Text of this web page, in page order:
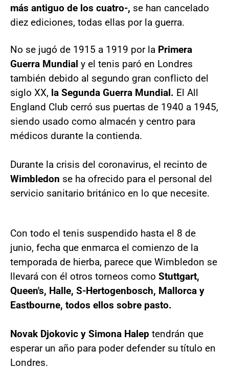
más antiguo de los cuatro-, se han cancelado
diez ediciones, todas ellas por la guerra.
No se jugó de 1915 a 1919 por la Primera
Guerra Mundial y el tenis paró en Londres
también debido al segundo gran conflicto del
siglo XX, la Segunda Guerra Mundial. El All
England Club cerró sus puertas de 1940 a 1945,
siendo usado como almacén y centro para
médicos durante la contienda.
Durante la crisis del coronavirus, el recinto de
Wimbledon se ha ofrecido para el personal del
servicio sanitario británico en lo que necesite.
Con todo el tenis suspendido hasta el 8 de
junio, fecha que enmarca el comienzo de la
temporada de hierba, parece que Wimbledon se
llevará con él otros torneos como Stuttgart,
Queen's, Halle, S-Hertogenbosch, Mallorca y
Eastbourne, todos ellos sobre pasto.
Novak Djokovic y Simona Halep tendrán que
esperar un año para poder defender su título en
Londres.